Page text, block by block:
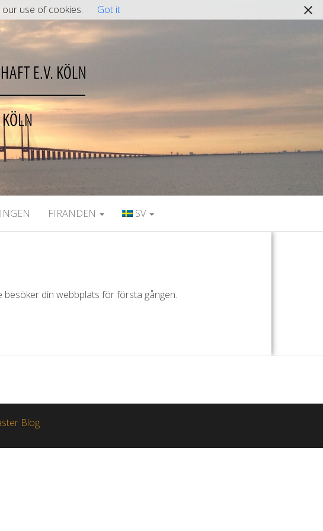
FIRANDEN SV
din webbplats för första gången.
Blog
use of cookies. Got it